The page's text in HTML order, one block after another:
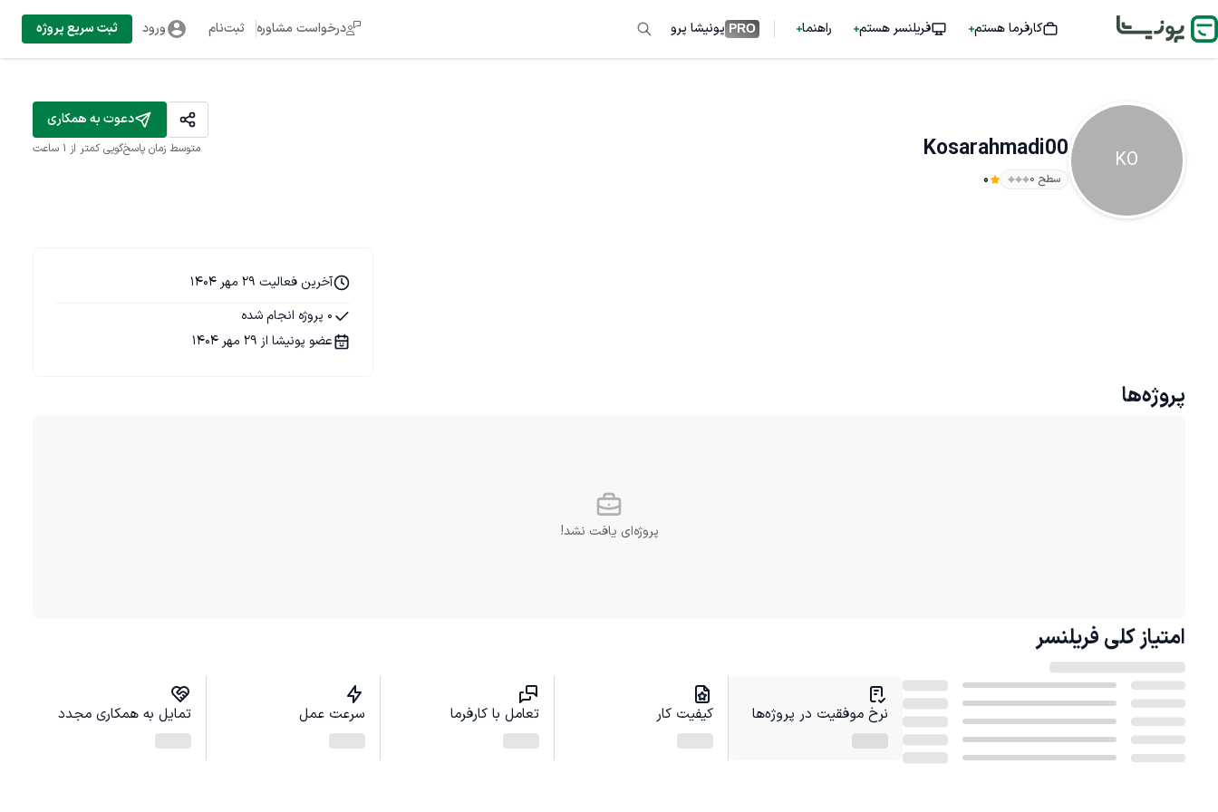
کارفرما هستم فریلنسر هستم راهنما PRO پونیشا پرو درخواست مشاوره ثبت‌نام ورود ثبت سریع پروژه
KO
Kosarahmadi00
سطح ۰ 0
دعوت به همکاری
متوسط زمان پاسخ‌گویی کمتر از 1 ساعت
آخرین فعالیت 29 مهر 1404
0 پروژه انجام شده
عضو پونیشا از 29 مهر 1404
پروژه‌ها
پروژه‌ای یافت نشد!
امتیاز کلی فریلنسر
نرخ موفقیت در پروژه‌ها کیفیت کار تعامل با کارفرما سرعت عمل تمایل به همکاری مجدد